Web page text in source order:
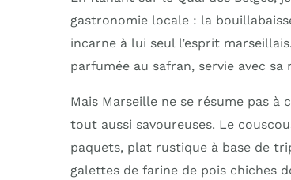
gastronomie locale : la
incarne à lui seul l’esprit
parfumée au safran, servie avec
Mais Marseille ne se résume pas à
tout aussi savoureuses. Le
paquets, plat rustique à base de
galettes de farine de pois chiches